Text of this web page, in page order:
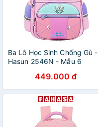
Ba Lô Học Sinh Chống Gù -
Hasun 2546N - Mẫu 6
449.000 đ